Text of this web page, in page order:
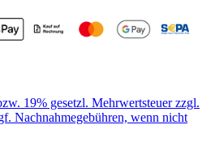
19% gesetzl. Mehrwertsteuer zzgl.
Nachnahmegebühren, wenn nicht